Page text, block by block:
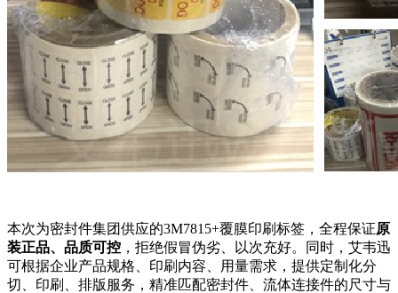
本次为密封件集团供应的3M7815+覆膜印刷标签，全程保证原
装正品、品质可控 ，拒绝假冒伪劣、以次充好。同时，艾韦迅
可根据企业产品规格、印刷内容、用量需求，提供定制化分
切、印刷、排版服务，精准匹配密封件、流体连接件的尺寸与